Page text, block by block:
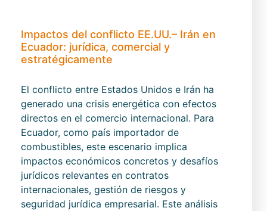
Impactos del conflicto EE.UU.– Irán en
Ecuador: jurídica, comercial y
estratégicamente
El conflicto entre Estados Unidos e Irán ha
generado una crisis energética con efectos
directos en el comercio internacional. Para
Ecuador, como país importador de
combustibles, este escenario implica
impactos económicos concretos y desafíos
jurídicos relevantes en contratos
internacionales, gestión de riesgos y
seguridad jurídica empresarial. Este análisis